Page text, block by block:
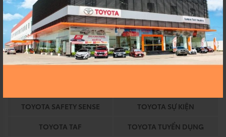
TOYOTA COROLLA
TOYOTA COROLLA ALTIS
TOYOTA DỊCH VỤ
TOYOTA EKIDEN
TOYOTA EKIDEN 2023
TOYOTA HEV
TOYOTA HỒ CHÍ MINH
TOYOTA HỒ CHÍNH MINH
TOYOTA SAFETY SENSE
TOYOTA SỰ KIỆN
TOYOTA TAF
TOYOTA TUYỂN DỤNG